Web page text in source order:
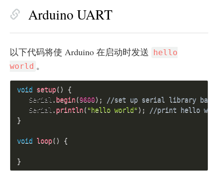
Arduino UART
以下代码将使 Arduino 在启动时发送
hello
world 。
void setup( )
{
   Serial
. begin(9600) ;
//set up serial library baud
   Serial
. println( "hello world") ;
//print hello
}
void loop( ) {
}